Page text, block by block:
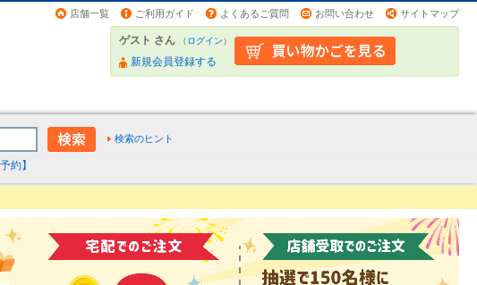
店舗一覧 ご利用ガイド よくあるご質問 お問い合わせ サイトマップ
ゲスト さん （ログイン）
新規会員登録する
検索のヒント
約】